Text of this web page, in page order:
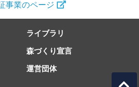
事業のページ
ライブラリ
森づくり宣言
運営団体